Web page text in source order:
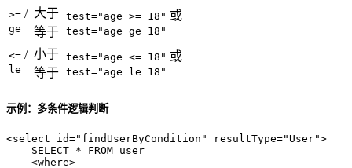
>= /
ge
大于
等于
test="age >= 18" 或
test="age ge 18"
<= /
le
小于
等于
test="age <= 18" 或
test="age le 18"
示例：多条件逻辑判断
<select id="findUserByCondition" resultType="User">
    SELECT * FROM user
<where>